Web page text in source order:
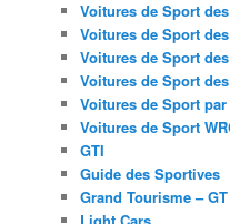
Voitures de Sport
Voitures de Sport
Voitures de Sport
Voitures de Sport
Voitures de Sport
Voitures de Sport
GTI
Guide des Sportives
Grand Tourisme – GT